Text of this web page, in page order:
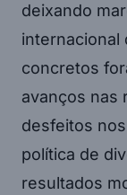
deixando
internacional
concretos
avanços nas
desfeitos
política de
resultados